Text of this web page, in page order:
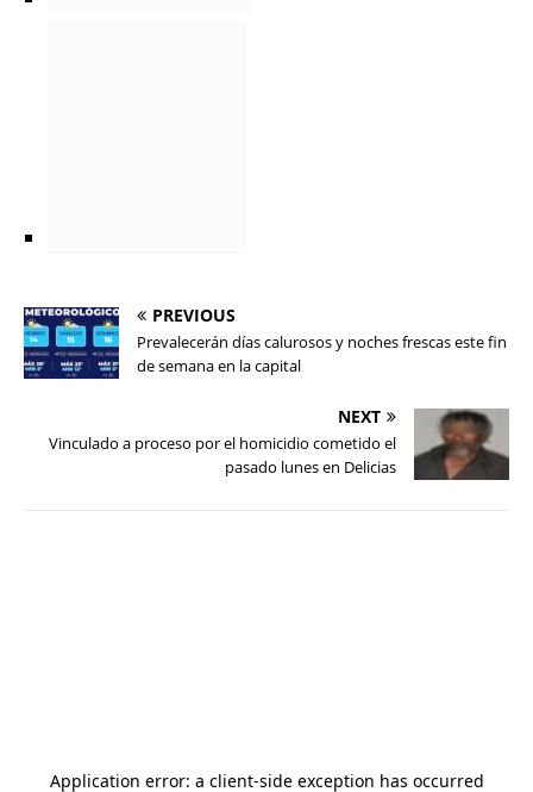
PREVIOUS
Prevalecerán días calurosos y noches frescas este fin
de semana en la capital
NEXT
Vinculado a proceso por el homicidio cometido el
pasado lunes en Delicias